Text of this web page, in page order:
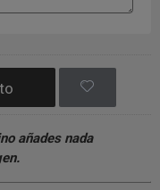
añades nada